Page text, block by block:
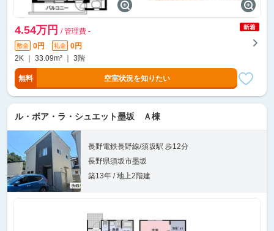
4.54万円 / 管理費 -
敷金 0円 礼金
0円
2K ｜ 33.09m² ｜ 3階
無料 空室状況を知りたい
ル・ボア・ラ・シュエット墨坂 Ａ棟
長野電鉄長野線/須坂駅 歩12分
長野県須坂市墨坂
築13年 / 地上2階建